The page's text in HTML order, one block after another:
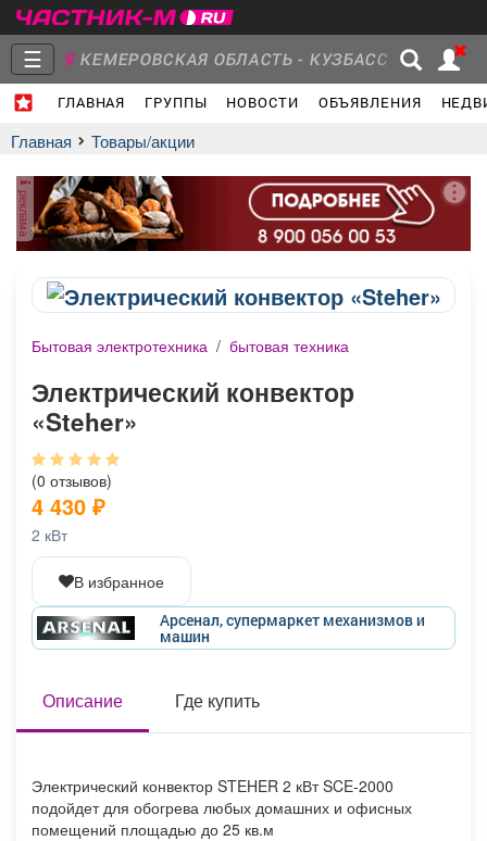
☰ КЕМЕРОВСКАЯ ОБЛАСТЬ - КУЗБАСС
ГЛАВНАЯ ГРУППЫ НОВОСТИ ОБЪЯВЛЕНИЯ
Главная
Объявления Недвижимость Услуги
Афиша
Товары Поздравления Погода
Главная Товары/акции
реклама
Бытовая электротехника / бытовая техника
Электрический конвектор
«Steher»
(0 отзывов)
4 430 ₽
2 кВт
В избранное
Арсенал, супермаркет механизмов и
машин
Описание Где купить
Электрический конвектор STEHER 2 кВт SCE-2000
подойдет для обогрева любых домашних и офисных
помещений площадью до 25 кв.м